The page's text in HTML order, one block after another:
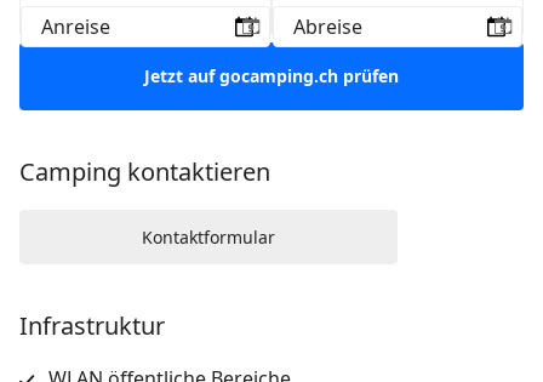
Camping kontaktieren
Kontaktformular
Infrastruktur